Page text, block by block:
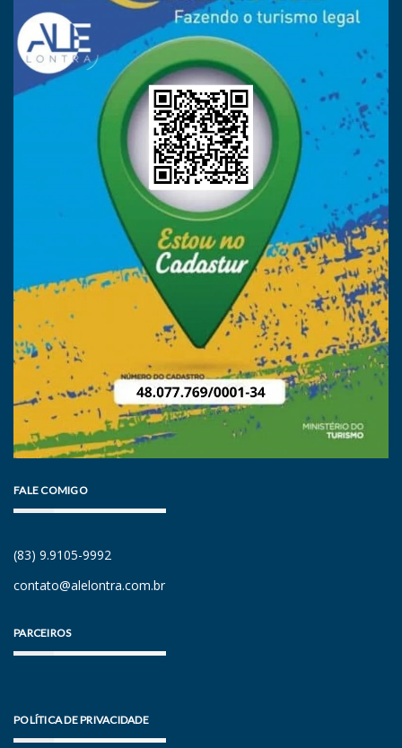
FALE COMIGO
(83) 9.9105-9992
contato@alelontra.com.br
PARCEIROS
POLÍTICA DE PRIVACIDADE